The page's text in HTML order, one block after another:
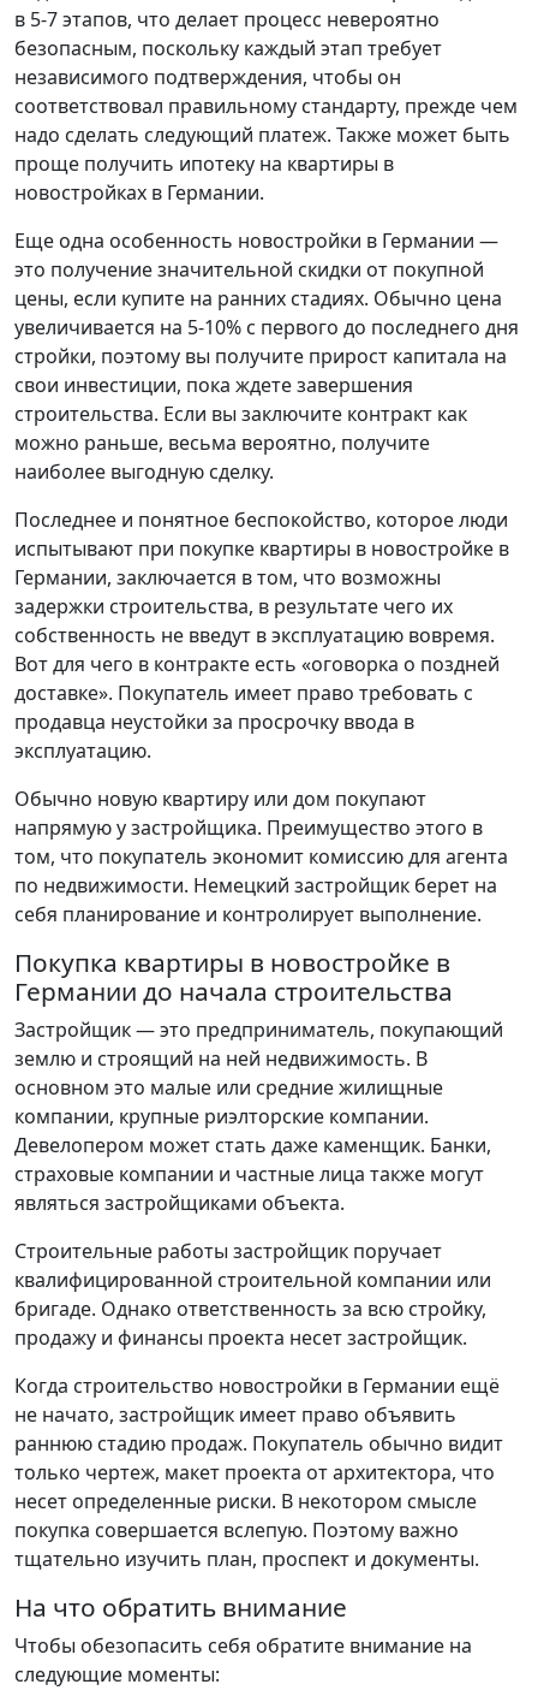
в 5-7 этапов, что делает процесс невероятно
безопасным, поскольку каждый этап требует
независимого подтверждения, чтобы он
соответствовал правильному стандарту, прежде чем
надо сделать следующий платеж. Также может быть
проще получить ипотеку на квартиры в
новостройках в Германии.
Еще одна особенность новостройки в Германии —
это получение значительной скидки от покупной
цены, если купите на ранних стадиях. Обычно цена
увеличивается на 5-10% с первого до последнего дня
стройки, поэтому вы получите прирост капитала на
свои инвестиции, пока ждете завершения
строительства. Если вы заключите контракт как
можно раньше, весьма вероятно, получите
наиболее выгодную сделку.
Последнее и понятное беспокойство, которое люди
испытывают при покупке квартиры в новостройке в
Германии, заключается в том, что возможны
задержки строительства, в результате чего их
собственность не введут в эксплуатацию вовремя.
Вот для чего в контракте есть «оговорка о поздней
доставке». Покупатель имеет право требовать с
продавца неустойки за просрочку ввода в
эксплуатацию.
Обычно новую квартиру или дом покупают
напрямую у застройщика. Преимущество этого в
том, что покупатель экономит комиссию для агента
по недвижимости. Немецкий застройщик берет на
себя планирование и контролирует выполнение.
Покупка квартиры в новостройке в
Германии до начала строительства
Застройщик — это предприниматель, покупающий
землю и строящий на ней недвижимость. В
основном это малые или средние жилищные
компании, крупные риэлторские компании.
Девелопером может стать даже каменщик. Банки,
страховые компании и частные лица также могут
являться застройщиками объекта.
Строительные работы застройщик поручает
квалифицированной строительной компании или
бригаде. Однако ответственность за всю стройку,
продажу и финансы проекта несет застройщик.
Когда строительство новостройки в Германии ещё
не начато, застройщик имеет право объявить
раннюю стадию продаж. Покупатель обычно видит
только чертеж, макет проекта от архитектора, что
несет определенные риски. В некотором смысле
покупка совершается вслепую. Поэтому важно
тщательно изучить план, проспект и документы.
На что обратить внимание
Чтобы обезопасить себя обратите внимание на
следующие моменты: